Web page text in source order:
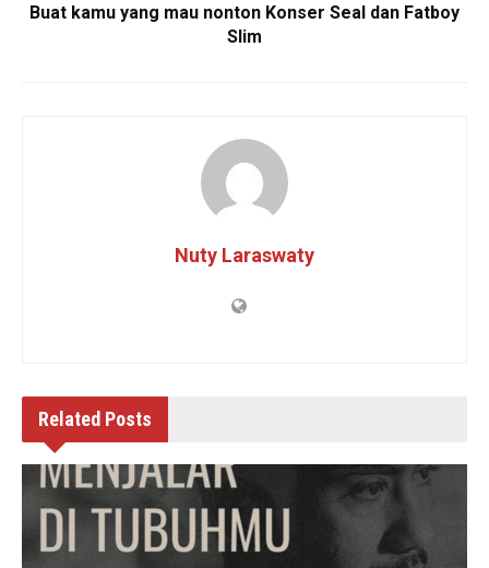
Buat kamu yang mau nonton Konser Seal dan Fatboy
Slim
Nuty Laraswaty
Related Posts